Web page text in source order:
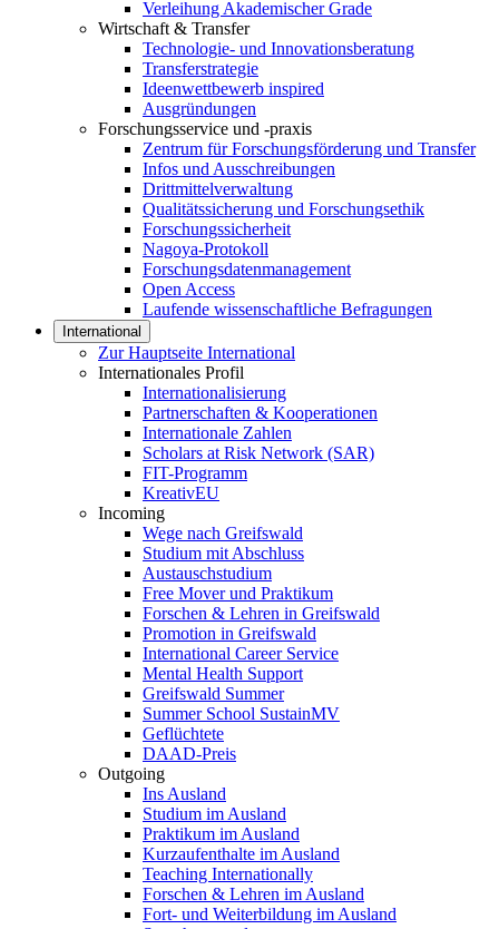
Verleihung Akademischer Grade
Wirtschaft & Transfer
Technologie- und Innovationsberatung
Transferstrategie
Ideenwettbewerb inspired
Ausgründungen
Forschungsservice und -praxis
Zentrum für Forschungsförderung und Transfer
Infos und Ausschreibungen
Drittmittelverwaltung
Qualitätssicherung und Forschungsethik
Forschungssicherheit
Nagoya-Protokoll
Forschungsdatenmanagement
Open Access
Laufende wissenschaftliche Befragungen
International
Zur Hauptseite International
Internationales Profil
Internationalisierung
Partnerschaften & Kooperationen
Internationale Zahlen
Scholars at Risk Network (SAR)
FIT-Programm
KreativEU
Incoming
Wege nach Greifswald
Studium mit Abschluss
Austauschstudium
Free Mover und Praktikum
Forschen & Lehren in Greifswald
Promotion in Greifswald
International Career Service
Mental Health Support
Greifswald Summer
Summer School SustainMV
Geflüchtete
DAAD-Preis
Outgoing
Ins Ausland
Studium im Ausland
Praktikum im Ausland
Kurzaufenthalte im Ausland
Teaching Internationally
Forschen & Lehren im Ausland
Fort- und Weiterbildung im Ausland